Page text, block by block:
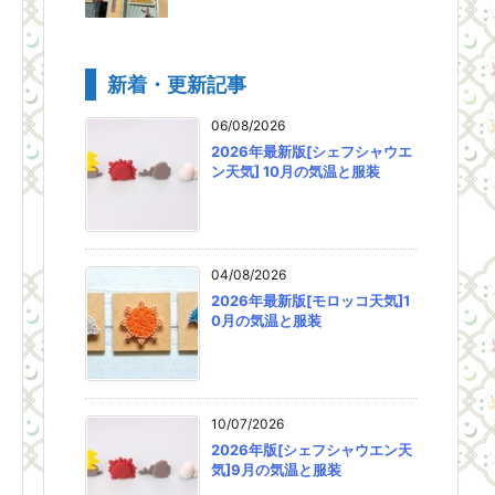
新着・更新記事
06/08/2026
2026年最新版[シェフシャウエ
ン天気] 10月の気温と服装
04/08/2026
2026年最新版[モロッコ天気]1
0月の気温と服装
10/07/2026
2026年版[シェフシャウエン天
気]9月の気温と服装